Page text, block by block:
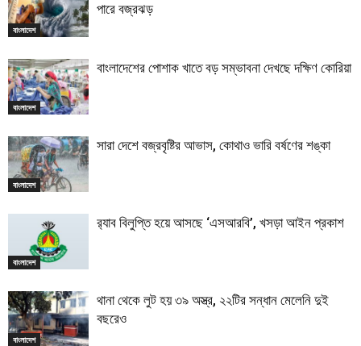
বাংলাদেশ
পারে বজ্রঝড়
বাংলাদেশ
বাংলাদেশের পোশাক খাতে বড় সম্ভাবনা দেখছে দক্ষিণ কোরিয়া
বাংলাদেশ
সারা দেশে বজ্রবৃষ্টির আভাস, কোথাও ভারি বর্ষণের শঙ্কা
বাংলাদেশ
র‍্যাব বিলুপ্তি হয়ে আসছে ‘এসআরবি’, খসড়া আইন প্রকাশ
বাংলাদেশ
থানা থেকে লুট হয় ৩৯ অস্ত্র, ২২টির সন্ধান মেলেনি দুই
বছরেও